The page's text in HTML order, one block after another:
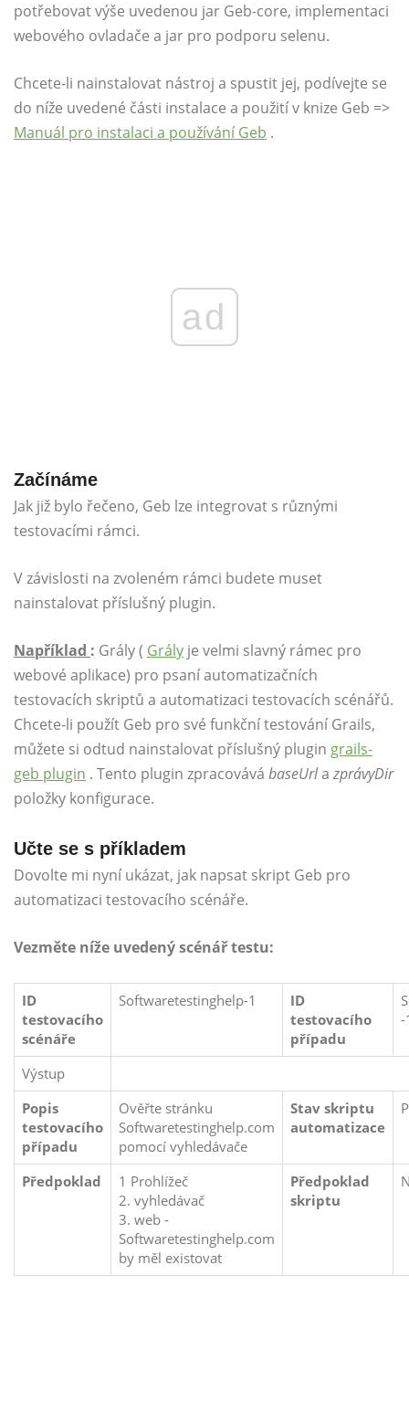
potřebovat výše uvedenou jar Geb-core, implementaci
webového ovladače a jar pro podporu selenu.
Chcete-li nainstalovat nástroj a spustit jej, podívejte se
do níže uvedené části instalace a použití v knize Geb =>
Manuál pro instalaci a používání Geb .
ad
Začínáme
Jak již bylo řečeno, Geb lze integrovat s různými
testovacími rámci.
V závislosti na zvoleném rámci budete muset
nainstalovat příslušný plugin.
Například : Grály ( Grály je velmi slavný rámec pro
webové aplikace) pro psaní automatizačních
testovacích skriptů a automatizaci testovacích scénářů.
Chcete-li použít Geb pro své funkční testování Grails,
můžete si odtud nainstalovat příslušný plugin grails-
geb plugin . Tento plugin zpracovává baseUrla zprávyDir
položky konfigurace.
Učte se s příkladem
Dovolte mi nyní ukázat, jak napsat skript Geb pro
automatizaci testovacího scénáře.
Vezměte níže uvedený scénář testu:
ID
testovacího
scénáře
Softwaretestinghelp-1
ID
testovacího
případu
-
Výstup
Popis
testovacího
případu
Ověřte stránku
Softwaretestinghelp.com
pomocí vyhledávače
Stav skriptu
automatizace
Předpoklad
1 Prohlížeč
2. vyhledávač
3. web -
Softwaretestinghelp.com
by měl existovat
Předpoklad
skriptu